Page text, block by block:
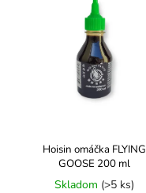
Najdrahšie
Abecedne
Hoisin omáčka FLYING
GOOSE 200 ml
Skladom (>5 ks)